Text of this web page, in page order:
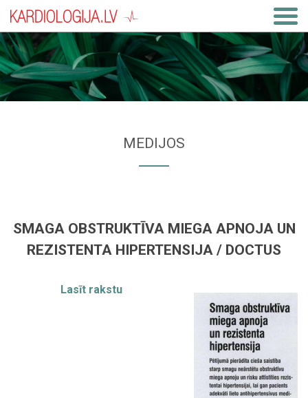
MEDIJOS
SMAGA OBSTRUKTĪVA MIEGA APNOJA UN
REZISTENTA HIPERTENSIJA / DOCTUS
Lasīt rakstu